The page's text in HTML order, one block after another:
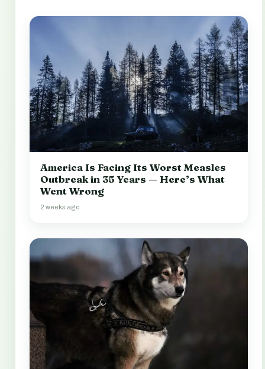
America Is Facing Its Worst Measles
Outbreak in 35 Years — Here’s What
Went Wrong
2 weeks ago